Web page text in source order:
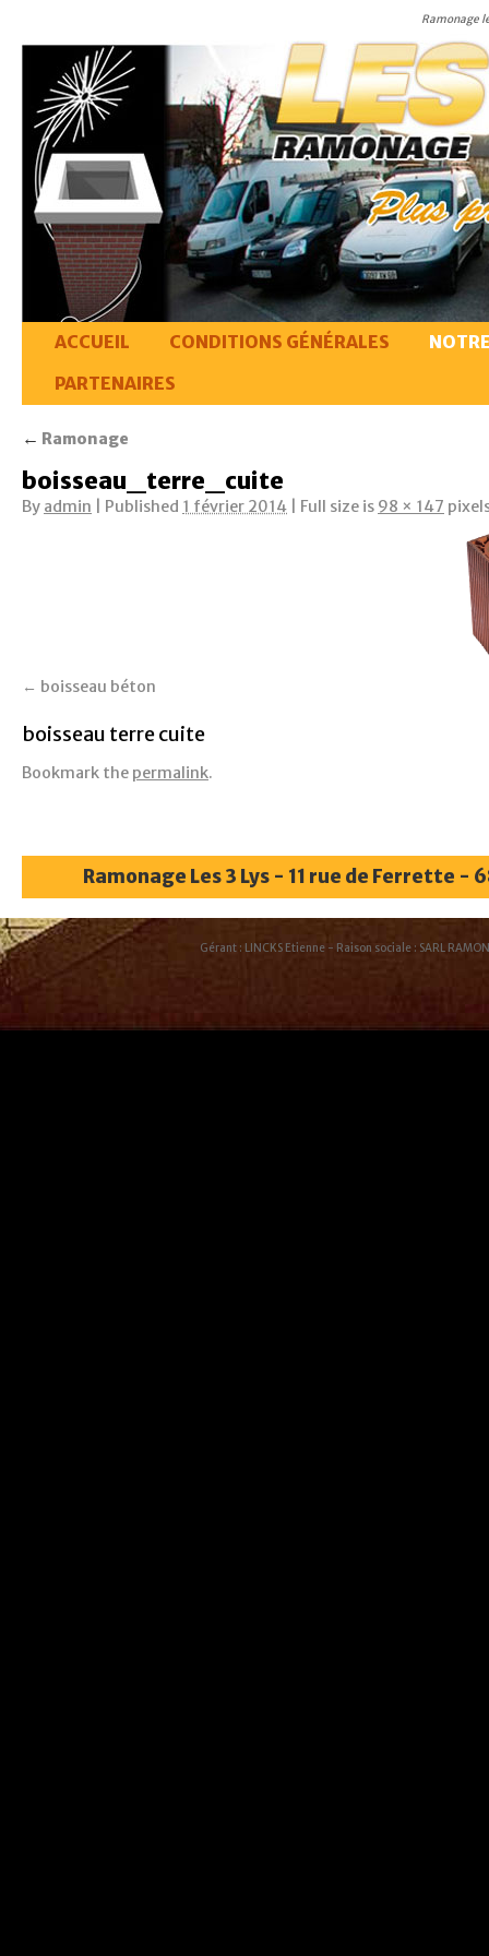
Ramonage
ACCUEIL CONDITIONS GÉNÉRALES
PARTENAIRES
← Ramonage
boisseau_terre_cuite
By admin Published 1 février 2014 Full size is 98 × 147
boisseau béton
boisseau terre cuite
Bookmark the permalink.
Ramonage Les 3 Lys - 11 rue de Ferrette -
Gérant : LINCKS Etienne - Raison sociale : SARL